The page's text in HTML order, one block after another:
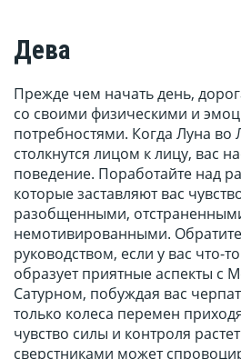
Дева
Прежде чем начать день,
со своими физическими и
потребностями. Когда Луна во
столкнутся лицом к лицу, вас
поведение. Поработайте над
которые заставляют вас
разобщенными,
немотивированными.
руководством, если у вас что-
образует приятные аспекты с
Сатурном, побуждая вас
только колеса перемен
чувство силы и контроля
сверстниками может